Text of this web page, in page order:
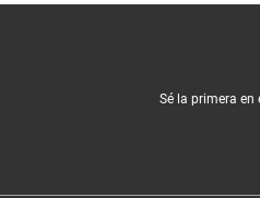
Sé la primera en